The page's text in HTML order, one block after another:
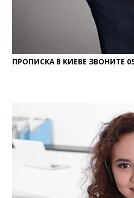
ПРОПИСКА В КИЕВЕ ЗВОНИТЕ